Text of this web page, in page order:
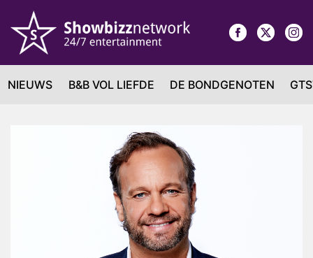
NIEUWS B&B VOL LIEFDE DE BONDGENOTEN